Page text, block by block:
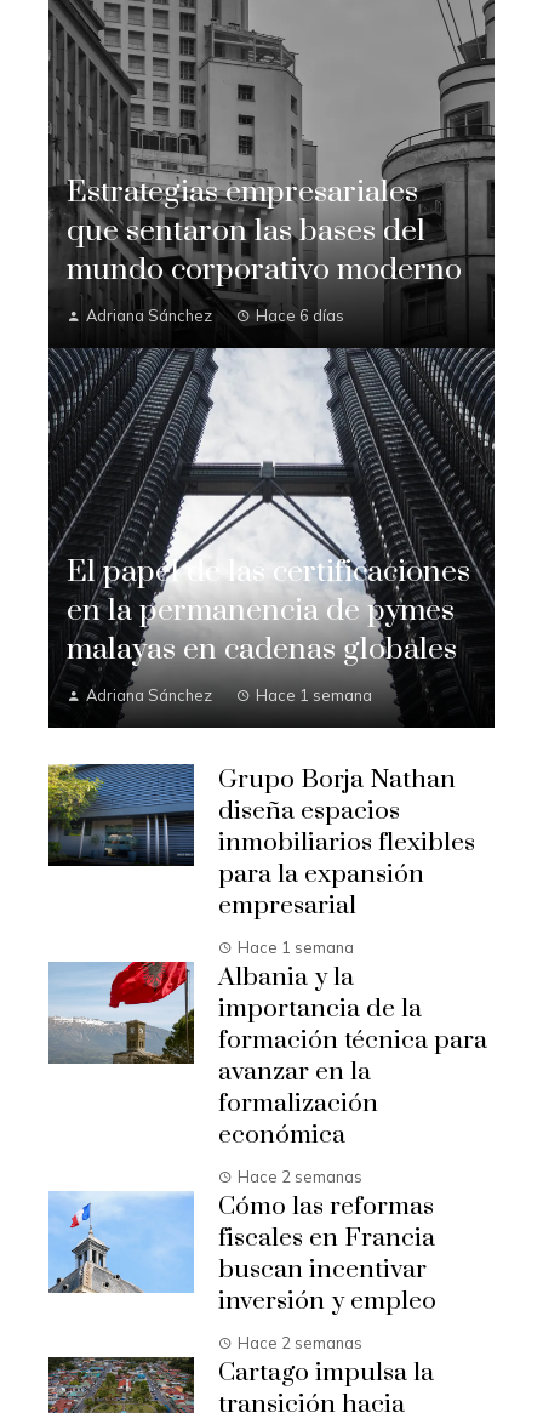
Estrategias empresariales
que sentaron las bases del
mundo corporativo moderno
Adriana Sánchez Hace 6 días
El papel de las certificaciones
en la permanencia de pymes
malayas en cadenas globales
Adriana Sánchez Hace 1 semana
Grupo Borja Nathan
diseña espacios
inmobiliarios flexibles
para la expansión
empresarial
Hace 1 semana
Albania y la
importancia de la
formación técnica para
avanzar en la
formalización
económica
Hace 2 semanas
Cómo las reformas
fiscales en Francia
buscan incentivar
inversión y empleo
Hace 2 semanas
Cartago impulsa la
transición hacia